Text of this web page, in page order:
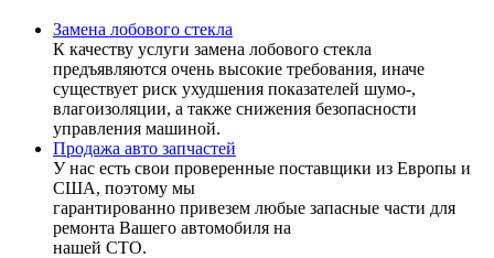
Замена лобового стекла
К качеству услуги замена лобового стекла
предъявляются очень высокие требования, иначе
существует риск ухудшения показателей шумо-,
влагоизоляции, а также снижения безопасности
управления машиной.
Продажа авто запчастей
У нас есть свои проверенные поставщики из Европы и
США, поэтому мы
гарантированно привезем любые запасные части для
ремонта Вашего автомобиля на
нашей СТО.